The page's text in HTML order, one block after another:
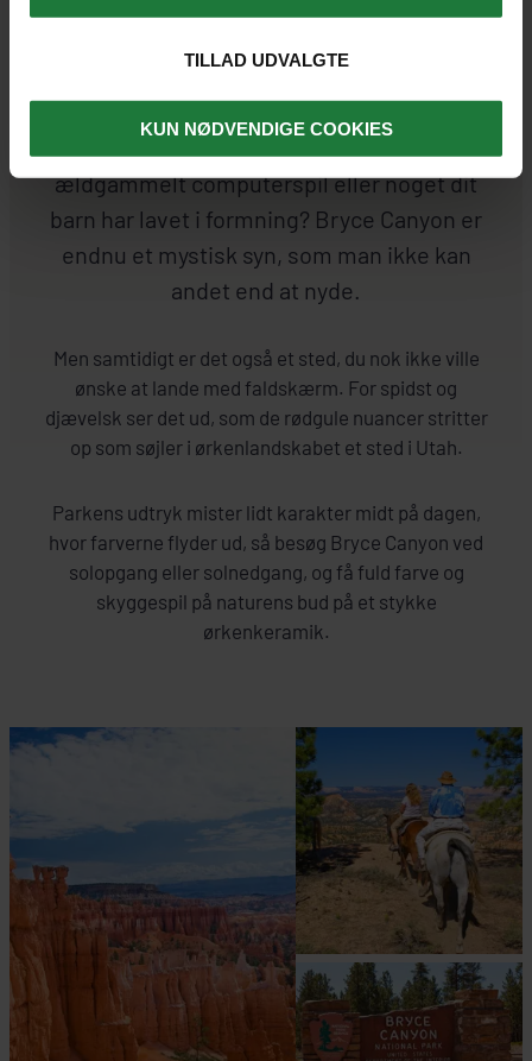
TILLAD UDVALGTE
KUN NØDVENDIGE COOKIES
BRYCE CANYON
ældgammelt computerspil eller noget dit
barn har lavet i formning? Bryce Canyon er
endnu et mystisk syn, som man ikke kan
andet end at nyde.
Men samtidigt er det også et sted, du nok ikke ville
ønske at lande med faldskærm. For spidst og
djævelsk ser det ud, som de rødgule nuancer stritter
op som søjler i ørkenlandskabet et sted i Utah.
Parkens udtryk mister lidt karakter midt på dagen,
hvor farverne flyder ud, så besøg Bryce Canyon ved
solopgang eller solnedgang, og få fuld farve og
skyggespil på naturens bud på et stykke
ørkenkeramik.